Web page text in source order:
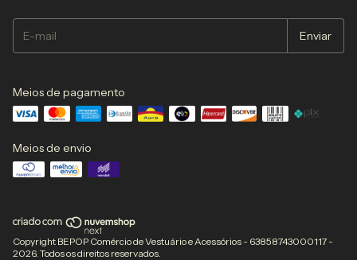
Meios de pagamento
Meios de envio
Copyright BEPOP Comércio de Vestuário e Acessórios - 63858743000117 -
2026. Todos os direitos reservados.